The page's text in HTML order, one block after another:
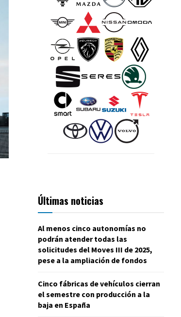
Últimas noticias
Al menos cinco autonomías no
podrán atender todas las
solicitudes del Moves III de 2025,
pese a la ampliación de fondos
Cinco fábricas de vehículos cierran
el semestre con producción a la
baja en España